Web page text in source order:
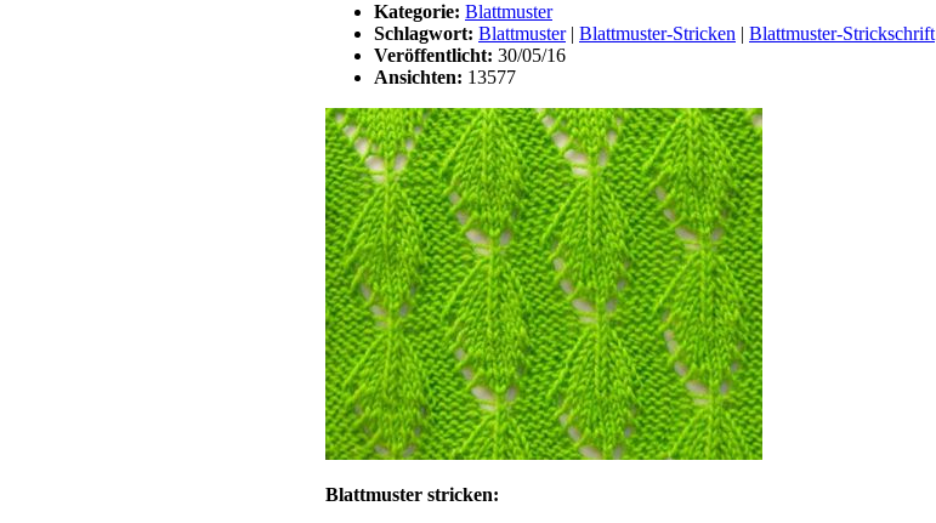
Kategorie: Blattmuster
Schlagwort: Blattmuster| Blattmuster-Stricken | Blattmuster-Strickschrift
Veröffentlicht: 30/05/16
Ansichten: 13577
Blattmuster stricken: